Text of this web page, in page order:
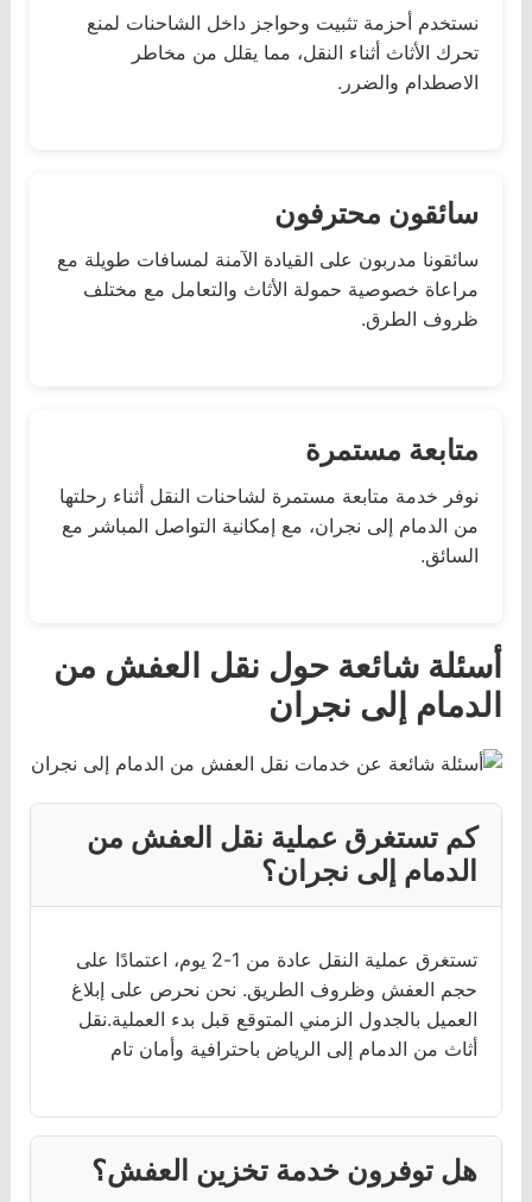
نستخدم أحزمة تثبيت وحواجز داخل الشاحنات لمنع
تحرك الأثاث أثناء النقل، مما يقلل من مخاطر
الاصطدام والضرر.
سائقون محترفون
سائقونا مدربون على القيادة الآمنة لمسافات طويلة مع
مراعاة خصوصية حمولة الأثاث والتعامل مع مختلف
ظروف الطرق.
متابعة مستمرة
نوفر خدمة متابعة مستمرة لشاحنات النقل أثناء رحلتها
من الدمام إلى نجران، مع إمكانية التواصل المباشر مع
السائق.
أسئلة شائعة حول نقل العفش من
الدمام إلى نجران
كم تستغرق عملية نقل العفش من
الدمام إلى نجران؟
تستغرق عملية النقل عادة من 1-2 يوم، اعتمادًا على
حجم العفش وظروف الطريق. نحن نحرص على إبلاغ
العميل بالجدول الزمني المتوقع قبل بدء العملية.نقل
أثاث من الدمام إلى الرياض باحترافية وأمان تام
هل توفرون خدمة تخزين العفش؟